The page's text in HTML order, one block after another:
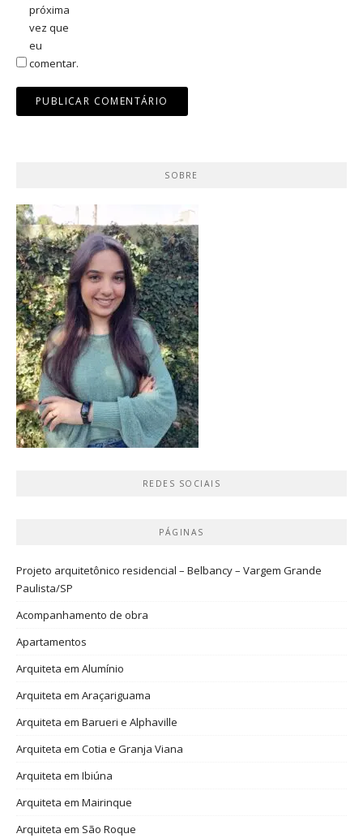
próxima
vez que
eu
comentar.
SOBRE
REDES SOCIAIS
PÁGINAS
Projeto arquitetônico residencial – Belbancy – Vargem Grande
Paulista/SP
Acompanhamento de obra
Apartamentos
Arquiteta em Alumínio
Arquiteta em Araçariguama
Arquiteta em Barueri e Alphaville
Arquiteta em Cotia e Granja Viana
Arquiteta em Ibiúna
Arquiteta em Mairinque
Arquiteta em São Roque